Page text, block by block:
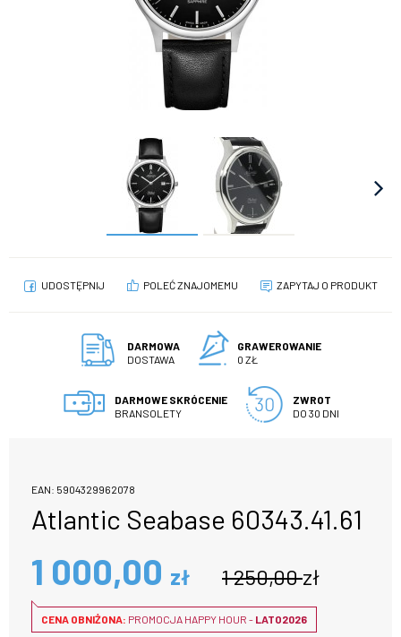
UDOSTĘPNIJ POLEĆ ZNAJOMEMU ZAPYTAJ O PRODUKT
DARMOWA
DOSTAWA
GRAWEROWANIE
0 ZŁ
DARMOWE SKRÓCENIE
BRANSOLETY
ZWROT
DO 30 DNI
EAN: 5904329962078
Atlantic Seabase 60343.41.61
1 000,00 zł 1 250,00zł
CENA OBNIŻONA: PROMOCJA HAPPY HOUR - LATO2026